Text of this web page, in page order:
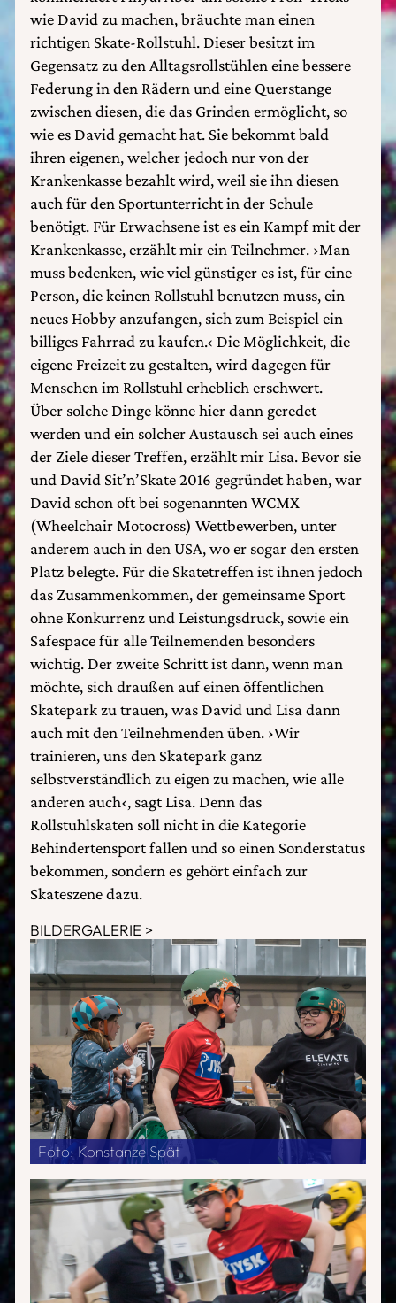
wie David zu machen, bräuchte man einen
richtigen Skate-Rollstuhl. Dieser besitzt im
Gegensatz zu den Alltagsrollstühlen eine bessere
Federung in den Rädern und eine Querstange
zwischen diesen, die das Grinden ermöglicht, so
wie es David gemacht hat. Sie bekommt bald
ihren eigenen, welcher jedoch nur von der
Krankenkasse bezahlt wird, weil sie ihn diesen
auch für den Sportunterricht in der Schule
benötigt. Für Erwachsene ist es ein Kampf mit der
Krankenkasse, erzählt mir ein Teilnehmer. ›Man
muss bedenken, wie viel günstiger es ist, für eine
Person, die keinen Rollstuhl benutzen muss, ein
neues Hobby anzufangen, sich zum Beispiel ein
billiges Fahrrad zu kaufen.‹ Die Möglichkeit, die
eigene Freizeit zu gestalten, wird dagegen für
Menschen im Rollstuhl erheblich erschwert.
Über solche Dinge könne hier dann geredet
werden und ein solcher Austausch sei auch eines
der Ziele dieser Treffen, erzählt mir Lisa. Bevor sie
und David Sit’n’Skate 2016 gegründet haben, war
David schon oft bei sogenannten WCMX
(Wheelchair Motocross) Wettbewerben, unter
anderem auch in den USA, wo er sogar den ersten
Platz belegte. Für die Skatetreffen ist ihnen jedoch
das Zusammenkommen, der gemeinsame Sport
ohne Konkurrenz und Leistungsdruck, sowie ein
Safespace für alle Teilnemenden besonders
wichtig. Der zweite Schritt ist dann, wenn man
möchte, sich draußen auf einen öffentlichen
Skatepark zu trauen, was David und Lisa dann
auch mit den Teilnehmenden üben. ›Wir
trainieren, uns den Skatepark ganz
selbstverständlich zu eigen zu machen, wie alle
anderen auch‹, sagt Lisa. Denn das
Rollstuhlskaten soll nicht in die Kategorie
Behindertensport fallen und so einen Sonderstatus
bekommen, sondern es gehört einfach zur
Skateszene dazu.
BILDERGALERIE
Foto: Konstanze Spät